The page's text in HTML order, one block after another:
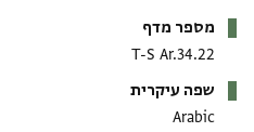
מספר מדף
T-S Ar.34.22
שפה עיקרית
Arabic